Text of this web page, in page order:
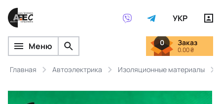
УКР
Меню 0 Заказ
0.00 ₴
Главная Автоэлектрика Изоляционные материалы